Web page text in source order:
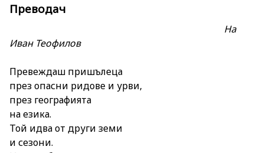
Преводач
На
Иван Теофилов
Превеждаш пришълеца
през опасни ридове и урви,
през географията
на езика.
Той идва от други земи
и сезони.